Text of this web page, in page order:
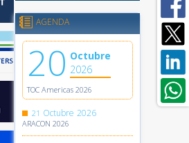
AGENDA
20 Octubre
2026
TOC Americas 2026
21 Octubre 2026
ARACON 2026